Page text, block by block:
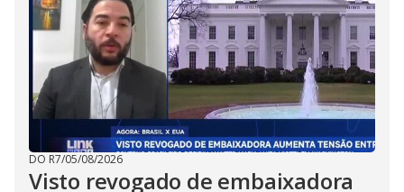
DO R7/05/08/2026
Visto revogado de embaixadora